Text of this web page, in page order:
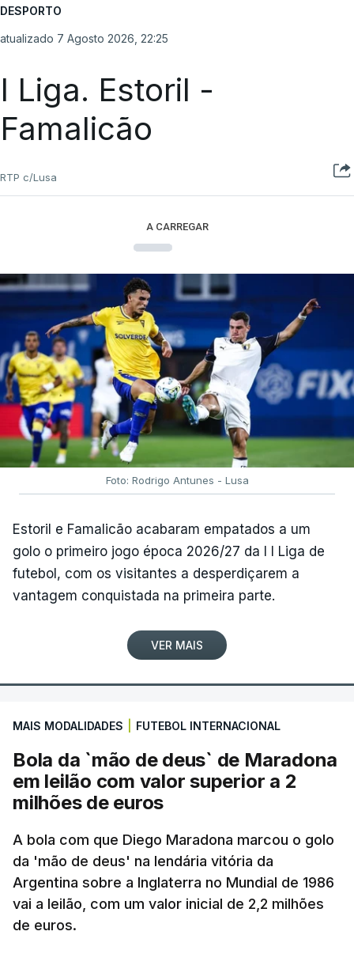
DESPORTO
atualizado 7 Agosto 2026, 22:25
I Liga. Estoril -
Famalicão
RTP c/Lusa
A CARREGAR
Foto: Rodrigo Antunes - Lusa
Estoril e Famalicão acabaram empatados a um
golo o primeiro jogo época 2026/27 da I I Liga de
futebol, com os visitantes a desperdiçarem a
vantagem conquistada na primeira parte.
VER MAIS
MAIS MODALIDADES FUTEBOL INTERNACIONAL
Bola da `mão de deus` de Maradona
em leilão com valor superior a 2
milhões de euros
A bola com que Diego Maradona marcou o golo
da 'mão de deus' na lendária vitória da
Argentina sobre a Inglaterra no Mundial de 1986
vai a leilão, com um valor inicial de 2,2 milhões
de euros.